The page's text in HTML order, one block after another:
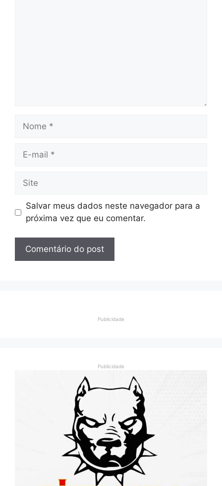
Nome
Site
Salvar meus dados neste navegador para a
próxima vez que eu comentar.
Publicidade
Publicidade